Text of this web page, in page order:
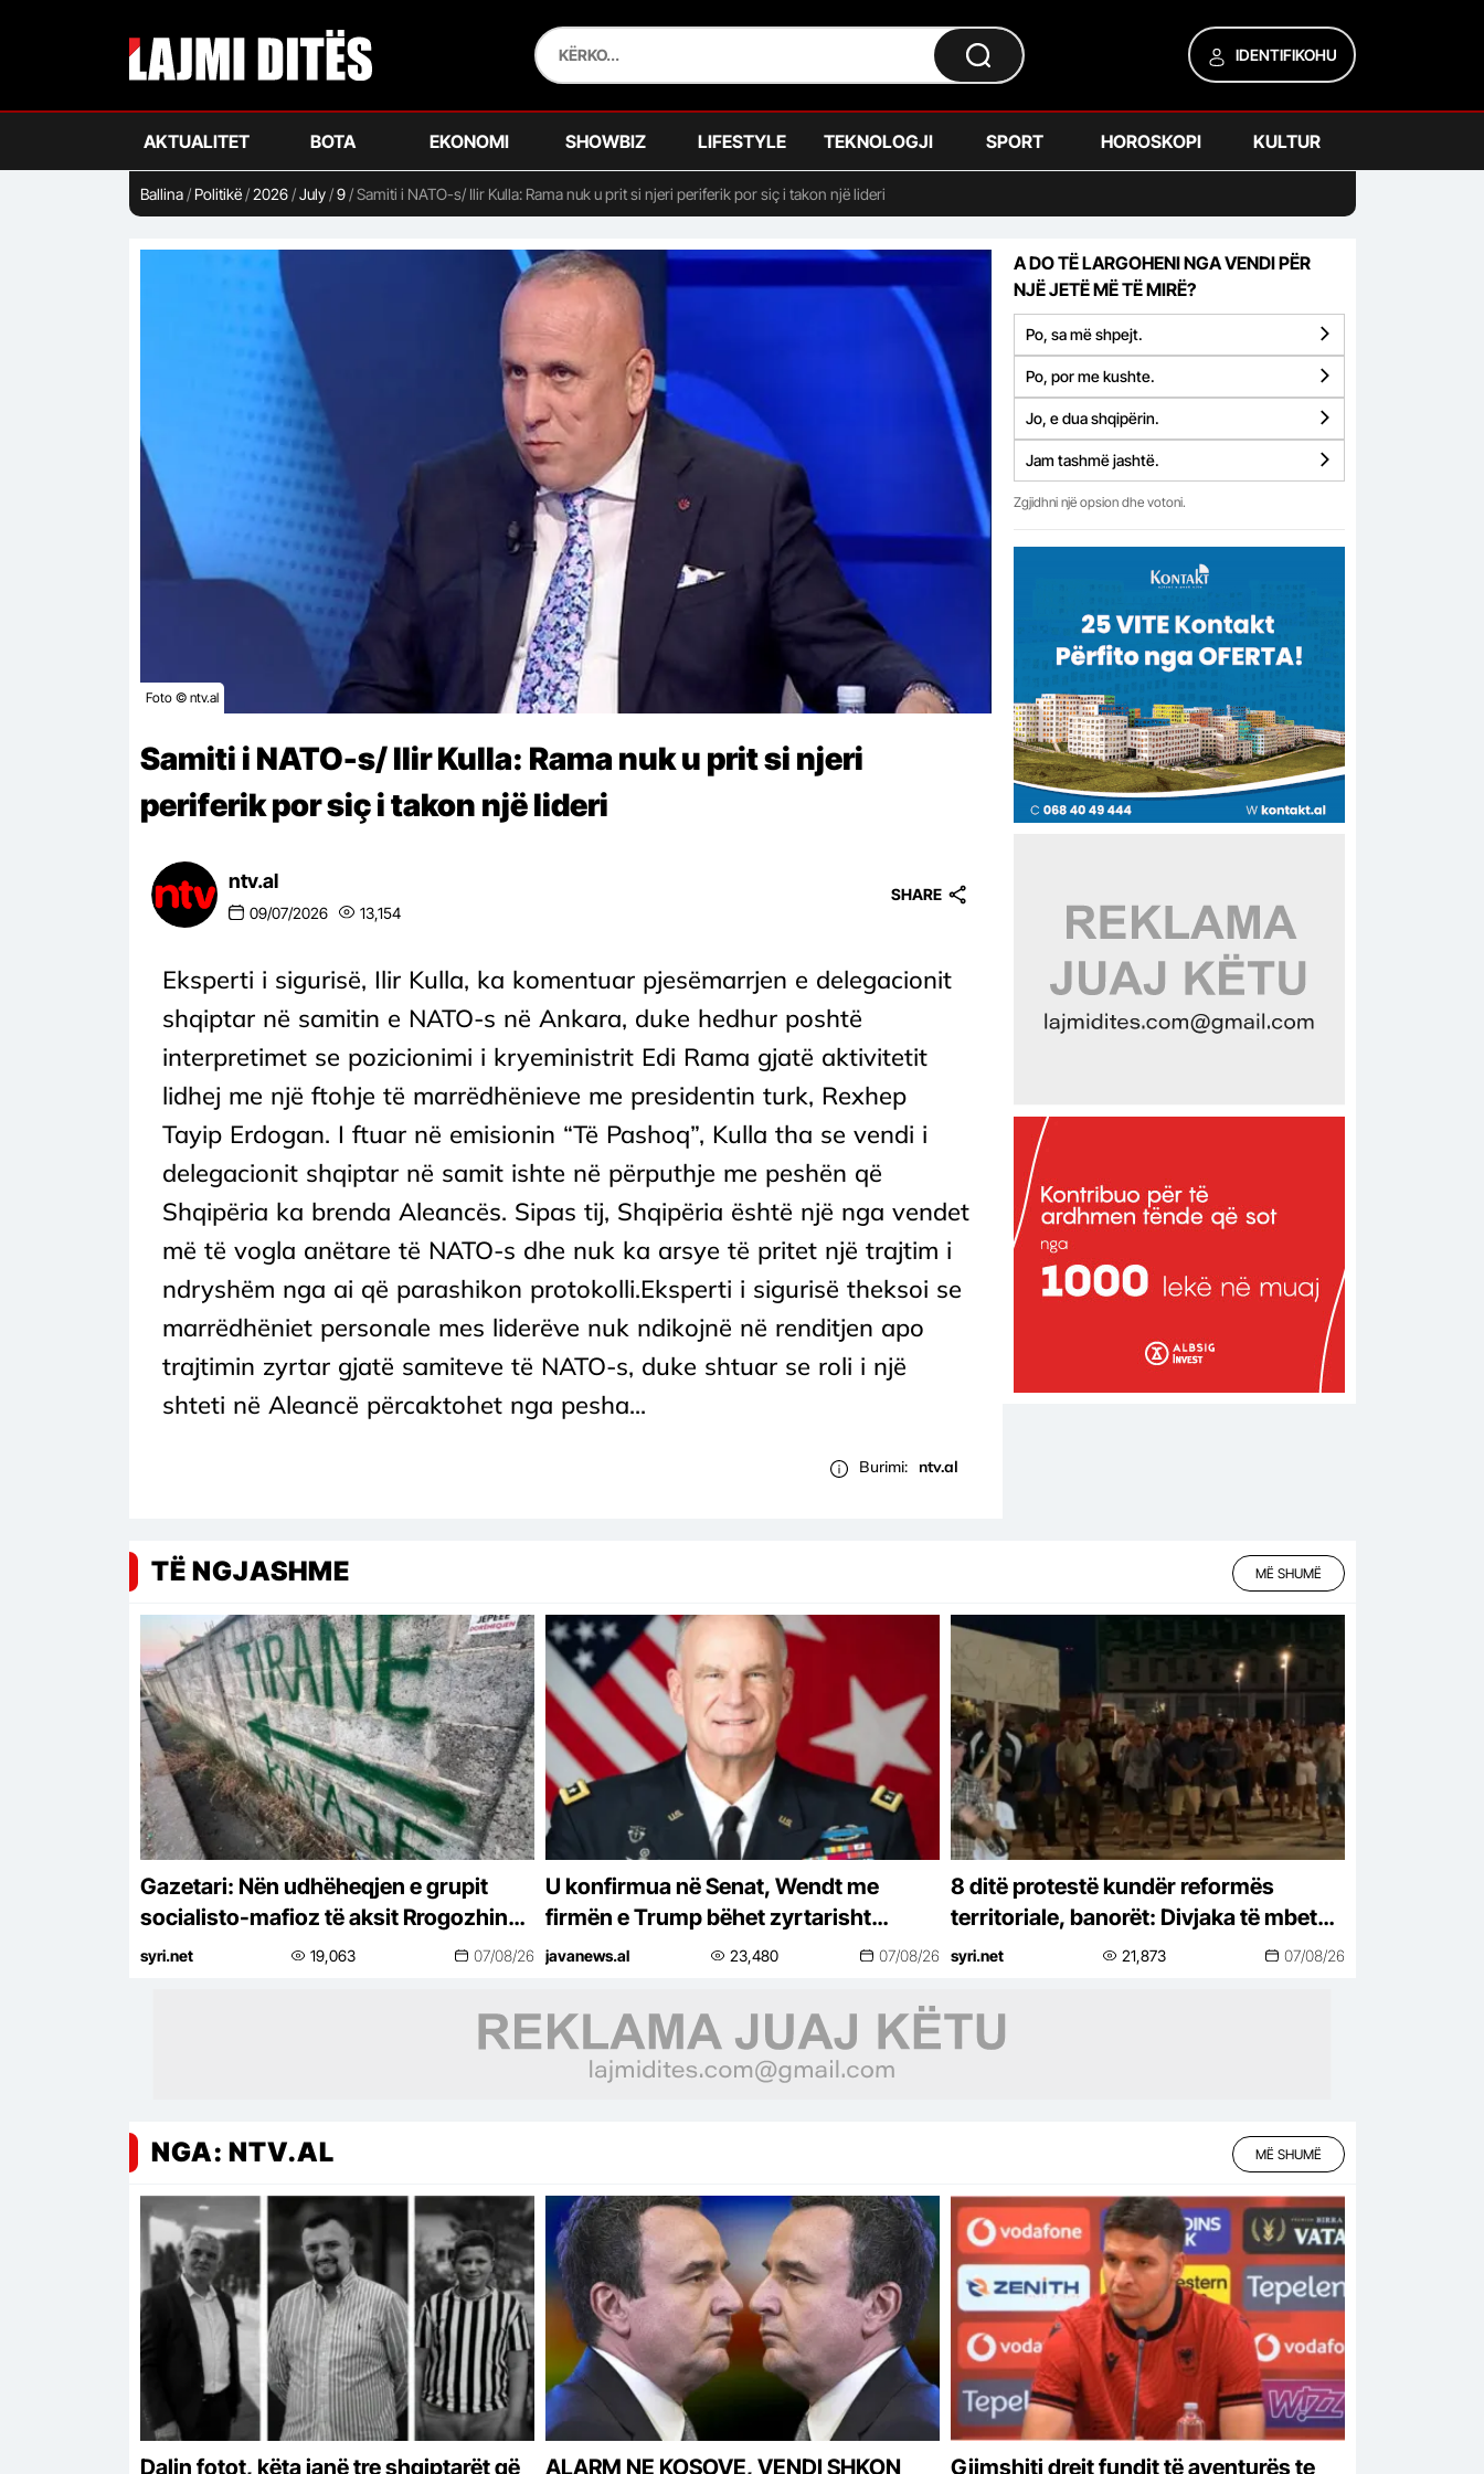
IDENTIFIKOHU
AKTUALITET BOTA EKONOMI SHOWBIZ LIFESTYLE TEKNOLOGJI SPORT HOROSKOPI KULTUR
Ballina/ Politikë/2026/July/9/Samiti i NATO-s/ Ilir Kulla: Rama nuk u prit si njeri periferik por siç i takon një lideri
Foto © ntv.al
Samiti i NATO-s/ Ilir Kulla: Rama nuk u prit si njeri
periferik por siç i takon një lideri
ntv.al
09/07/2026 13,154
SHARE
Eksperti i sigurisë, Ilir Kulla, ka komentuar pjesëmarrjen e delegacionit
shqiptar në samitin e NATO-s në Ankara, duke hedhur poshtë
interpretimet se pozicionimi i kryeministrit Edi Rama gjatë aktivitetit
lidhej me një ftohje të marrëdhënieve me presidentin turk, Rexhep
Tayip Erdogan. I ftuar në emisionin “Të Pashoq”, Kulla tha se vendi i
delegacionit shqiptar në samit ishte në përputhje me peshën që
Shqipëria ka brenda Aleancës. Sipas tij, Shqipëria është një nga vendet
më të vogla anëtare të NATO-s dhe nuk ka arsye të pritet një trajtim i
ndryshëm nga ai që parashikon protokolli.Eksperti i sigurisë theksoi se
marrëdhëniet personale mes liderëve nuk ndikojnë në renditjen apo
trajtimin zyrtar gjatë samiteve të NATO-s, duke shtuar se roli i një
shteti në Aleancë përcaktohet nga pesha...
Burimi: ntv.al
A DO TË LARGOHENI NGA VENDI PËR
NJË JETË MË TË MIRË?
Po, sa më shpejt.
Po, por me kushte.
Jo, e dua shqipërin.
Jam tashmë jashtë.
Zgjidhni një opsion dhe votoni.
TË NGJASHME MË SHUMË
Gazetari: Nën udhëheqjen e grupit
socialisto-mafioz të aksit Rrogozhinë-
Peqin-Elbasan, Kavaja po pushtohet
syri.net 19,063 07/08/26
U konfirmua në Senat, Wendt me
firmën e Trump bëhet zyrtarisht
ambasador në Shqipëri
javanews.al 23,480 07/08/26
8 ditë protestë kundër reformës
territoriale, banorët: Divjaka të mbetet
bashki, nisin peticionin
syri.net 21,873 07/08/26
NGA: NTV.AL MË SHUMË
Dalin fotot, këta janë tre shqiptarët që
ALARM NE KOSOVE, VENDI SHKON
Gjimshiti drejt fundit të aventurës te